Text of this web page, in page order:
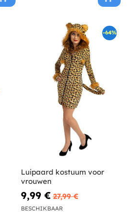
-64%
Luipaard kostuum voor
vrouwen
9,99 € 27,99 €
BESCHIKBAAR